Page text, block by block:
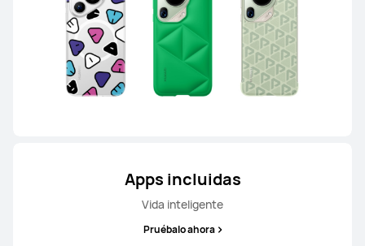
Apps incluidas
Vida inteligente
Pruébalo ahora